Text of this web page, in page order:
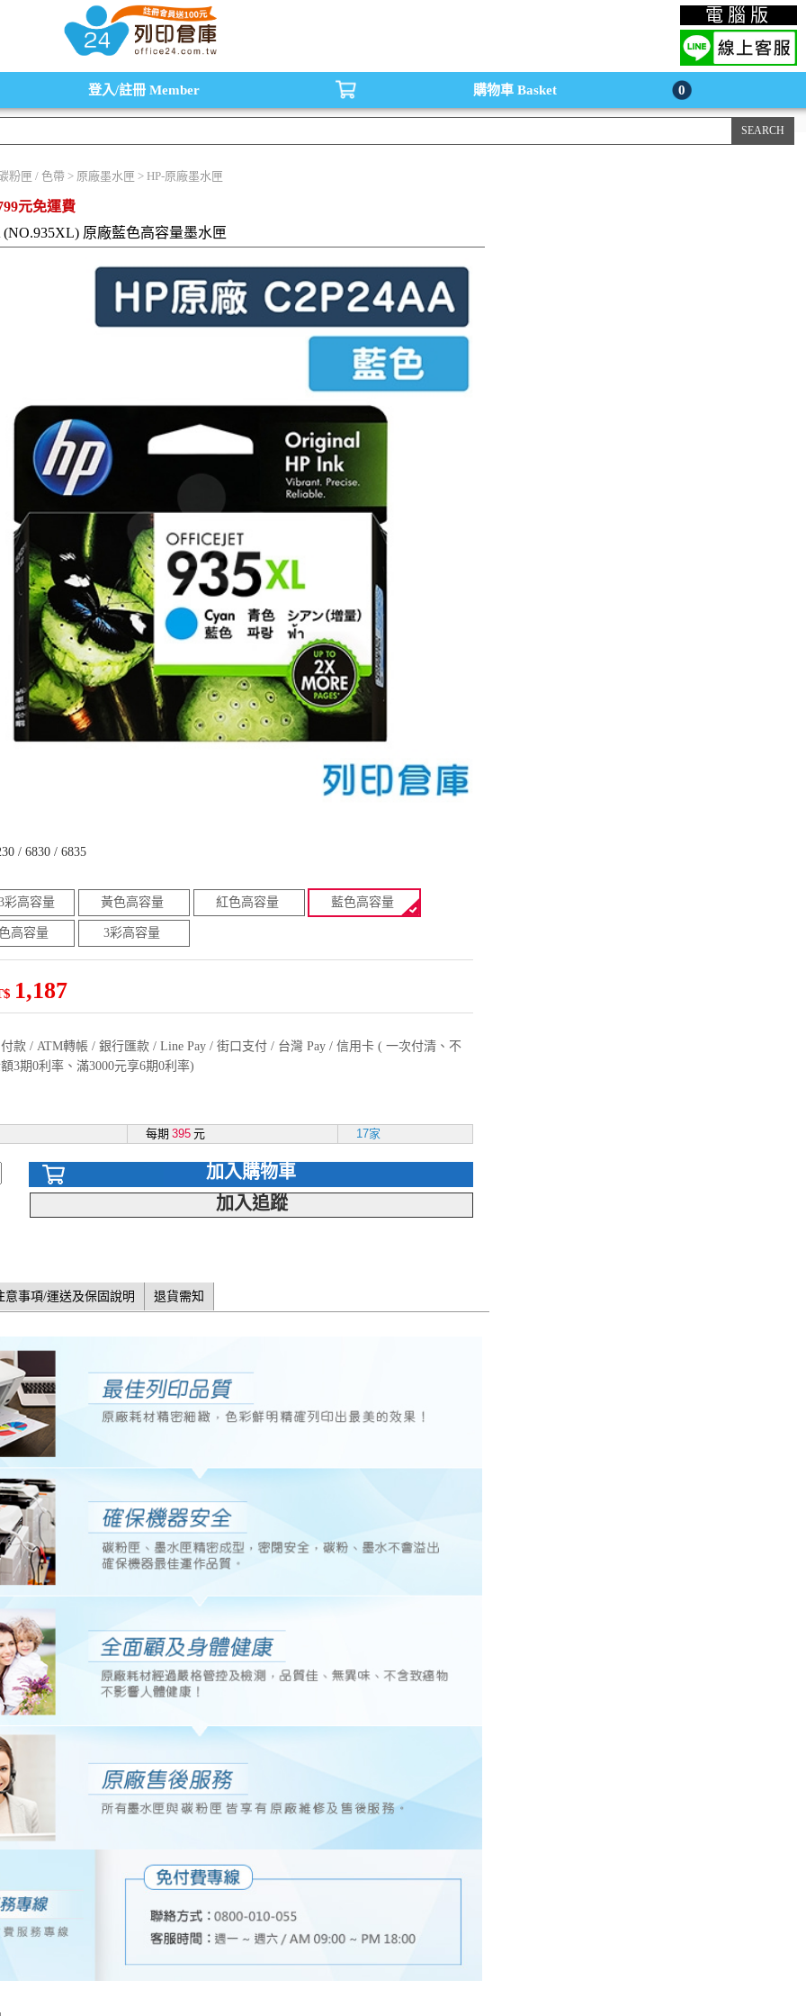
水匣,原廠碳粉匣，副廠碳粉匣，環保碳粉匣,連續供墨印表機-office24列印倉庫線上購物手機版 電腦版
登入/註冊 Member 購物車 Basket 0
粉匣 / 色帶 > 原廠墨水匣 > HP-原廠墨水匣
元免運費
(NO.935XL) 原廠藍色高容量墨水匣
/ 6830 / 6835
彩高容量 黃色高容量 紅色高容量 藍色高容量
高容量 3彩高容量
1,187
款 / ATM轉帳 / 銀行匯款 / Line Pay / 街口支付 / 台灣 Pay / 信用卡 ( 一次付清、不
3期0利率、滿3000元享6期0利率)
每期 395 元 17家
加入購物車
加入追蹤
意事項/運送及保固說明 退貨需知